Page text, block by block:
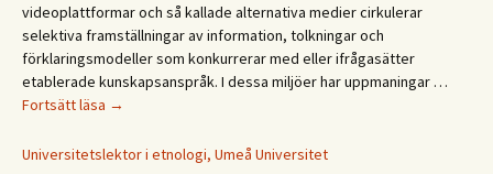
videoplattformar och så kallade alternativa medier cirkulerar
selektiva framställningar av information, tolkningar och
förklaringsmodeller som konkurrerar med eller ifrågasätter
etablerade kunskapsanspråk. I dessa miljöer har uppmaningar …
Fortsätt läsa CFA
2027.
→
Universitetslektor i etnologi, Umeå Universitet